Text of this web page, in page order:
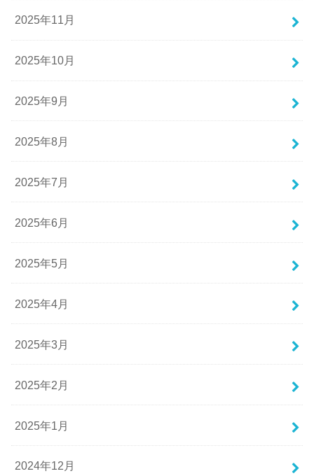
2025年11月
2025年10月
2025年9月
2025年8月
2025年7月
2025年6月
2025年5月
2025年4月
2025年3月
2025年2月
2025年1月
2024年12月